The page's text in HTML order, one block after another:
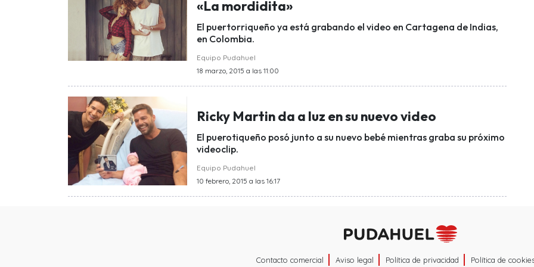
«La mordidita»
El puertorriqueño ya está grabando el video en Cartagena de Indias,
en Colombia.
Equipo Pudahuel
18 marzo, 2015 a las 11:00
Ricky Martin da a luz en su nuevo video
El puerotiqueño posó junto a su nuevo bebé mientras graba su próximo
videoclip.
Equipo Pudahuel
10 febrero, 2015 a las 16:17
Contacto comercial Aviso legal Política de privacidad Política de